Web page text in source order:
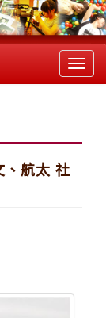
、航太 社